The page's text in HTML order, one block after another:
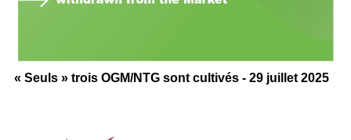
« Seuls » trois OGM/NTG sont cultivés - 29 juillet 2025